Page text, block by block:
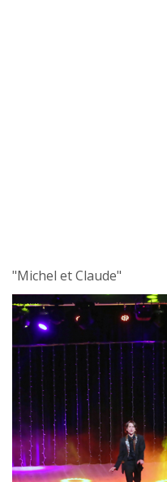
"Michel et Claude"